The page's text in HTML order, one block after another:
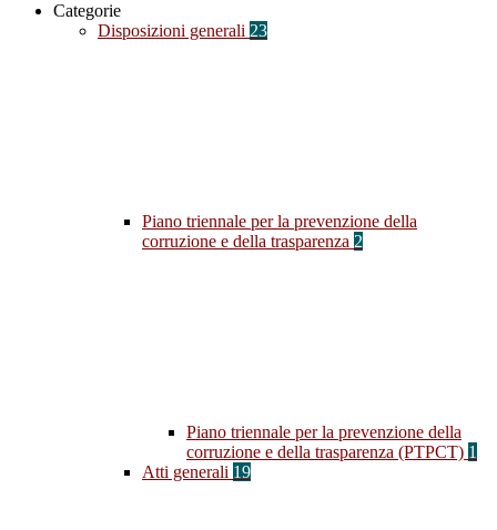
Categorie
Disposizioni generali 23
Piano triennale per la prevenzione della
corruzione e della trasparenza 2
Piano triennale per la prevenzione della
corruzione e della trasparenza (PTPCT) 1
Atti generali 19